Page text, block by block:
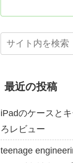
最近の投稿
iPadのケースと
ろレビュー
teenage